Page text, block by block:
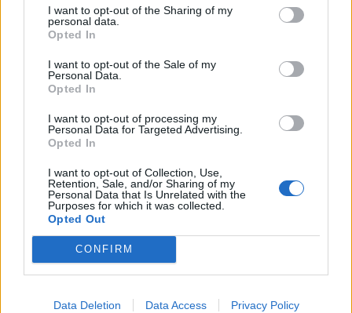
I want to opt-out of the Sharing of my
personal data.
Opted In
I want to opt-out of the Sale of my
Personal Data.
Opted In
I want to opt-out of processing my
Personal Data for Targeted Advertising.
Opted In
I want to opt-out of Collection, Use,
Retention, Sale, and/or Sharing of my
Personal Data that Is Unrelated with the
Purposes for which it was collected.
Opted Out
CONFIRM
Data Deletion Data Access Privacy Policy
Ακαθάριστα οικόπεδα: Τα πρόστιμα για
όλους - Τι πρέπει να κάνουν οι
ιδιοκτήτες
12 Μαϊος 2024 19:07